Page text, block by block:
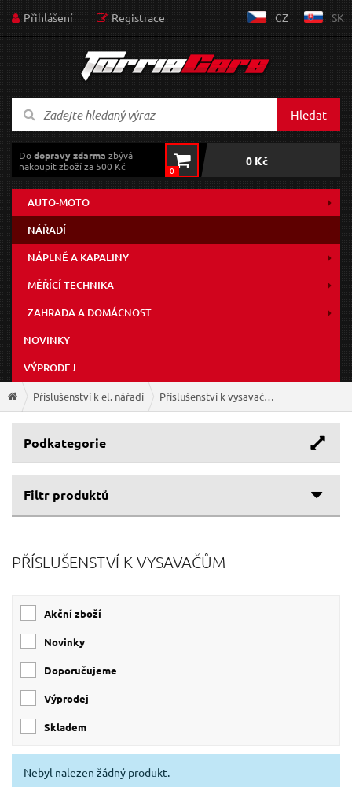
Přihlášení Registrace CZ SK
Hledat
Dodopravy zdarma zbývá
nakoupit zboží za 500 Kč
0
0 Kč
AUTO-MOTO
NÁŘADÍ
NÁPLNĚ A KAPALINY
MĚŘÍCÍ TECHNIKA
ZAHRADA A DOMÁCNOST
NOVINKY
VÝPRODEJ
Příslušenství k el. nářadí Příslušenství k vysavačům
Podkategorie
Filtr produktů
Výrobce
EXTOL-CRAFT
EXTOL-PREMIUM
PŘÍSLUŠENSTVÍ K VYSAVAČŮM
Akční zboží
Novinky
Doporučujeme
Výprodej
skladem
Nebyl nalezen žádný produkt.